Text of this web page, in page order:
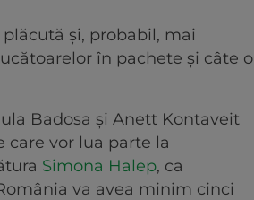
și, probabil, mai
în pachete și câte o
Badosa și Anett Kontaveit
vor lua parte la
Simona Halep, ca
va avea minim cinci